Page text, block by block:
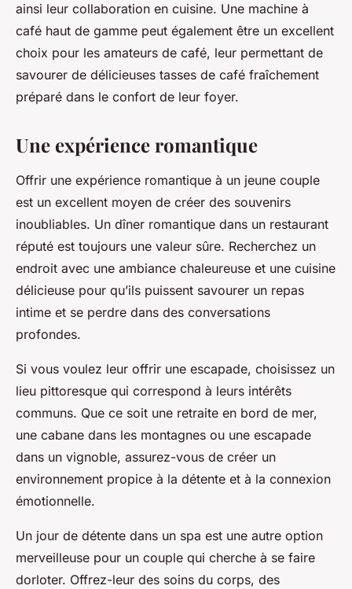
ainsi leur collaboration en cuisine. Une machine à
café haut de gamme peut également être un excellent
choix pour les amateurs de café, leur permettant de
savourer de délicieuses tasses de café fraîchement
préparé dans le confort de leur foyer.
Une expérience romantique
Offrir une expérience romantique à un jeune couple
est un excellent moyen de créer des souvenirs
inoubliables. Un dîner romantique dans un restaurant
réputé est toujours une valeur sûre. Recherchez un
endroit avec une ambiance chaleureuse et une cuisine
délicieuse pour qu’ils puissent savourer un repas
intime et se perdre dans des conversations
profondes.
Si vous voulez leur offrir une escapade, choisissez un
lieu pittoresque qui correspond à leurs intérêts
communs. Que ce soit une retraite en bord de mer,
une cabane dans les montagnes ou une escapade
dans un vignoble, assurez-vous de créer un
environnement propice à la détente et à la connexion
émotionnelle.
Un jour de détente dans un spa est une autre option
merveilleuse pour un couple qui cherche à se faire
dorloter. Offrez-leur des soins du corps, des